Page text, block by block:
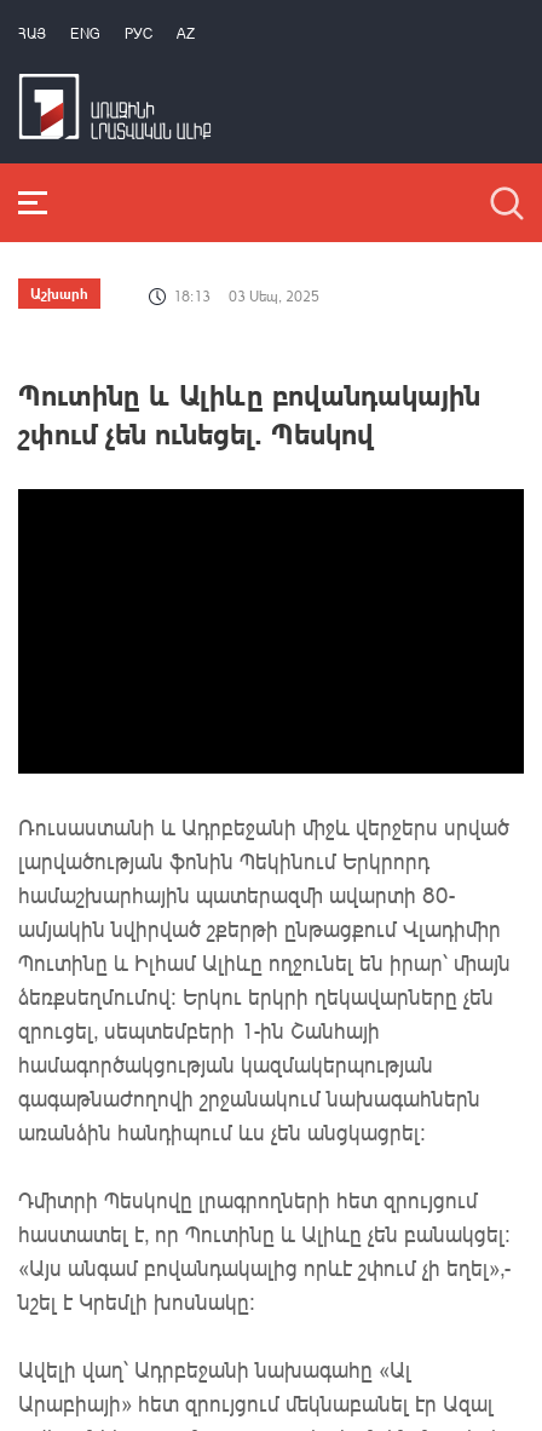
ՀԱՅ ENG РУС AZ
Աշխարհ 18:13 03 Սեպ, 2025
Պուտինը և Ալիևը բովանդակային
շփում չեն ունեցել. Պեսկով
Ռուսաստանի և Ադրբեջանի միջև վերջերս սրված
լարվածության ֆոնին Պեկինում Երկրորդ
համաշխարհային պատերազմի ավարտի 80-
ամյակին նվիրված շքերթի ընթացքում Վլադիմիր
Պուտինը և Իլհամ Ալիևը ողջունել են իրար՝ միայն
ձեռքսեղմումով: Երկու երկրի ղեկավարները չեն
զրուցել, սեպտեմբերի 1-ին Շանհայի
համագործակցության կազմակերպության
գագաթնաժողովի շրջանակում նախագահներն
առանձին հանդիպում ևս չեն անցկացրել:
Դմիտրի Պեսկովը լրագրողների հետ զրույցում
հաստատել է, որ Պուտինը և Ալիևը չեն բանակցել:
«Այս անգամ բովանդակալից որևէ շփում չի եղել»,-
նշել է Կրեմլի խոսնակը:
Ավելի վաղ՝ Ադրբեջանի նախագահը «Ալ
Արաբիայի» հետ զրույցում մեկնաբանել էր Ազալ